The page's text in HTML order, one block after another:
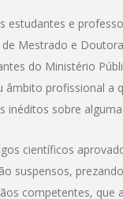
estudantes e
Mestrado e
do Ministério
âmbito profissional
inéditos sobre
científicos
suspensos,
competentes,